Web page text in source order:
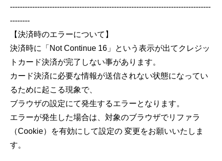
---------------------------------------------------------------------------------
--------
【決済時のエラーについて】
決済時に「Not Continue 16」という表示が出てクレジッ
トカード決済が完了しない事があります。
カード決済に必要な情報が送信されない状態になってい
るために起こる現象で、
ブラウザの設定にて発生するエラーとなります。
エラーが発生した場合は、対象のブラウザでリファラ
（Cookie）を有効にして設定の 変更をお願いいたしま
す。